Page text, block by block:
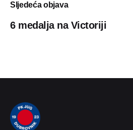
Sljedeća objava
6 medalja na Victoriji